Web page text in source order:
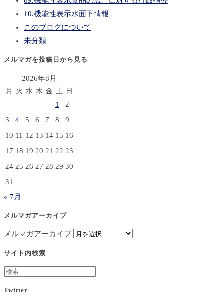
10.機能性表示水面下情報
このブログについて
未分類
メルマガを投稿日から見る
2026年8月
月 火 水 木 金 土 日
1
2
3
4 5 6 7 8
9
10 11 12 13 14 15 16
17 18 19 20 21 22 23
24 25 26 27 28 29 30
31
« 7月
メルマガアーカイブ
メルマガアーカイブ
サイト内検索
Twitter